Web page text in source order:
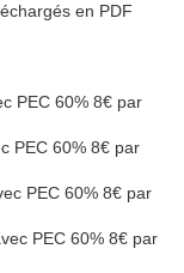
en PDF
PEC 60% 8€ par
PEC 60% 8€ par
PEC 60% 8€ par
PEC 60% 8€ par